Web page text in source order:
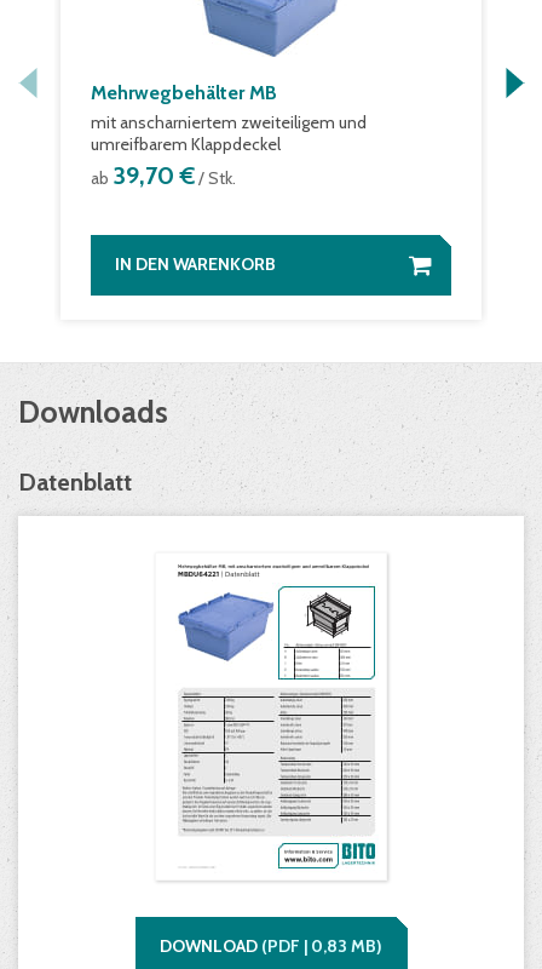
Mehrwegbehälter MB
mit anscharniertem zweiteiligem und
umreifbarem Klappdeckel
ab 39,70 €/ Stk.
IN DEN WARENKORB
Downloads
Datenblatt
DOWNLOAD (PDF | 0,83 MB)